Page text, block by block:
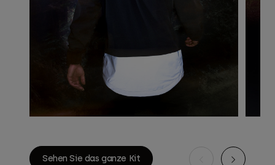
Sehen Sie das ganze Kit